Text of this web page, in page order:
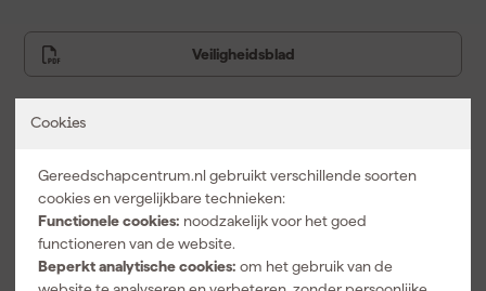
Cookies
Gereedschapcentrum.nl gebruikt verschillende soorten
cookies en vergelijkbare technieken:
Functionele cookies: noodzakelijk voor het goed
functioneren van de website.
Beperkt analytische cookies: om het gebruik van de
Veiligheidsblad